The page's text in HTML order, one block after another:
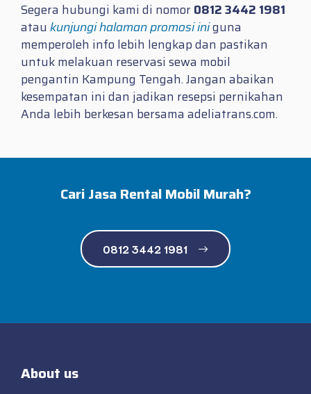
Segera hubungi kami di nomor0812 3442 1981
atau kunjungi halaman promosi iniguna
memperoleh info lebih lengkap dan pastikan
untuk melakuan reservasi sewa mobil
pengantin Kampung Tengah. Jangan abaikan
kesempatan ini dan jadikan resepsi pernikahan
Anda lebih berkesan bersama adeliatrans.com.
Cari Jasa Rental Mobil Murah?
0812 3442 1981
About us